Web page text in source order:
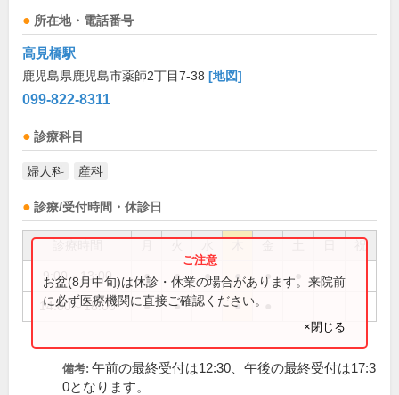
所在地・電話番号
高見橋駅
鹿児島県鹿児島市薬師2丁目7-38 [地図]
099-822-8311
診療科目
婦人科 産科
診療/受付時間・休診日
祝
9:00～13:00 ● ● ● ● ●
14:00～18:00 ● ● ●
お盆(8月中旬)は休診・休業の場合があります。来院前
に必ず医療機関に直接ご確認ください。
×閉じる
備考: 午前の最終受付は12:30、午後の最終受付は17:3
0となります。